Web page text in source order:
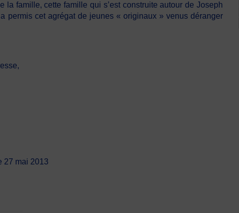
la famille, cette famille qui s’est construite autour de Joseph
permis cet agrégat de jeunes « originaux » venus déranger
27 mai 2013